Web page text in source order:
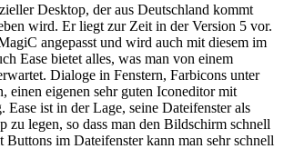
Desktop, der aus Deutschland kommt
wird. Er liegt zur Zeit in der Version 5 vor.
angepasst und wird auch mit diesem im
Ease bietet alles, was man von einem
Dialoge in Fenstern, Farbicons unter
einen eigenen sehr guten Iconeditor mit
Ease ist in der Lage, seine Dateifenster als
zu legen, so dass man den Bildschirm schnell
im Dateifenster kann man sehr schnell